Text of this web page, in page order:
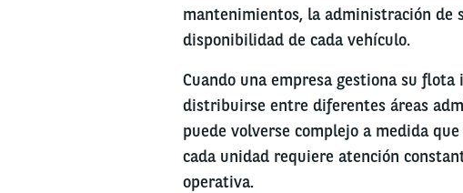
mantenimientos, la administración de
disponibilidad de cada vehículo.
Cuando una empresa gestiona su
distribuirse entre diferentes áreas
puede volverse complejo a medida
cada unidad requiere atención
operativa.